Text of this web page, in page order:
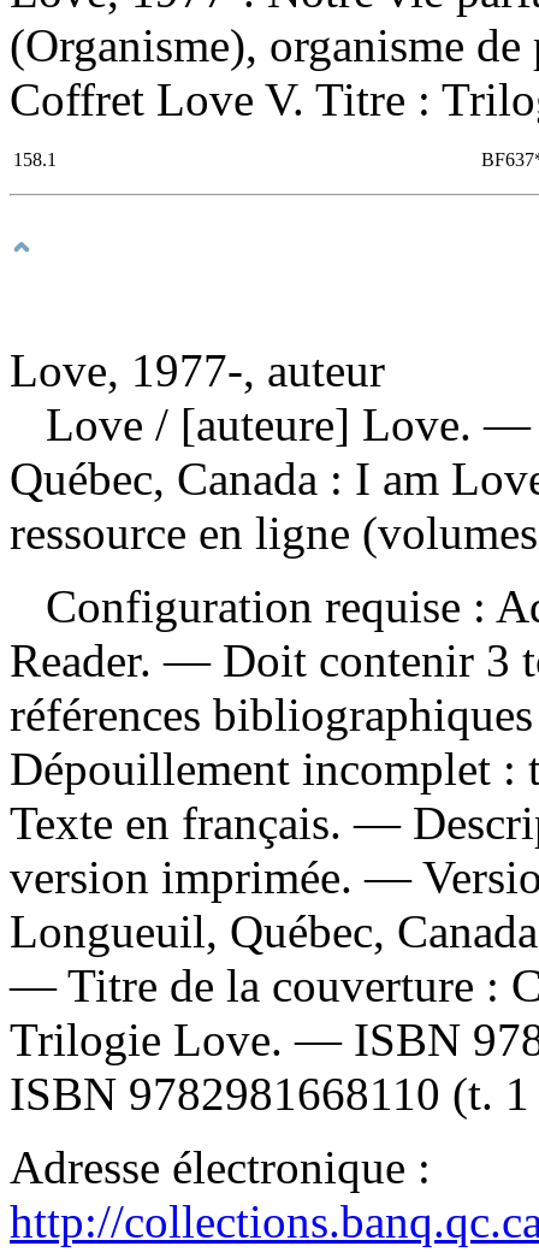
(Organisme), organisme
Coffret Love V. Titre :
158.1
Love, 1977-, auteur
Love / [auteure] Love.
Québec, Canada : I am
ressource en ligne
Configuration requise :
Reader. — Doit contenir 3
références
Dépouillement incomplet :
Texte en français. —
version imprimée. —
Longueuil, Québec,
—Titre de la couverture :
Trilogie Love. — ISBN
ISBN 9782981668110 (t.
Adresse électronique :
http://